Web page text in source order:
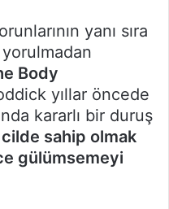
yanı sıra
Body
yıllar öncede
kararlı bir duruş
cilde sahip olmak
gülümsemeyi